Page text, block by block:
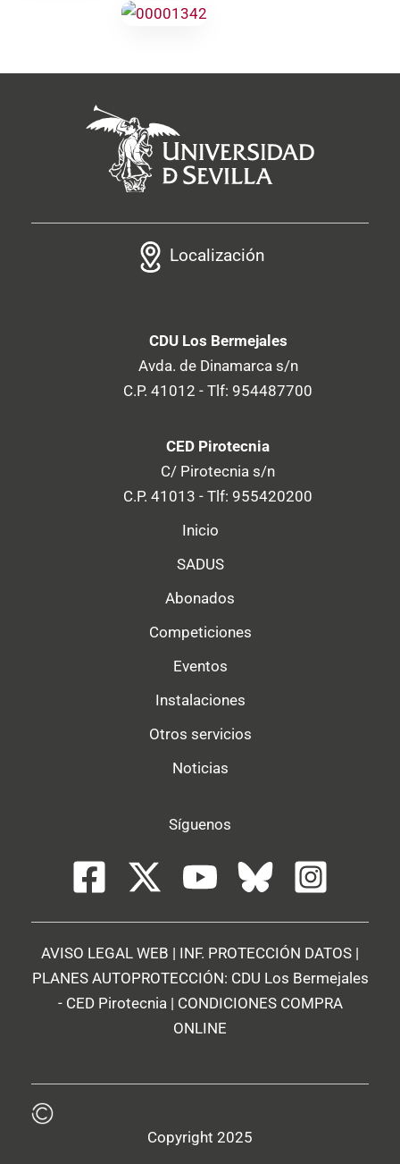
Localización
CDU Los Bermejales
Avda. de Dinamarca s/n
C.P. 41012 - Tlf: 954487700
CED Pirotecnia
C/ Pirotecnia s/n
C.P. 41013 - Tlf: 955420200
Inicio
SADUS
Abonados
Competiciones
Eventos
Instalaciones
Otros servicios
Noticias
Síguenos
AVISO LEGAL WEB | INF. PROTECCIÓN DATOS |
PLANES AUTOPROTECCIÓN: CDU Los Bermejales
- CED Pirotecnia | CONDICIONES COMPRA
ONLINE
Copyright 2025